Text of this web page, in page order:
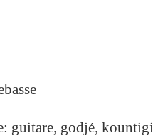
guitare, godjé,